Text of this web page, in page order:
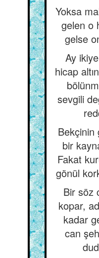
Yoksa
gelen o
gelse
Ay
hicap
sevgili
Bekçinin
bir
Fakat
gönül
Bir söz
kopar,
kadar
can